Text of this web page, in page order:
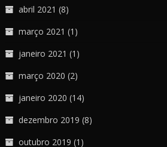
abril 2021 (8)
março 2021 (1)
janeiro 2021 (1)
março 2020 (2)
janeiro 2020 (14)
dezembro 2019 (8)
outubro 2019 (1)